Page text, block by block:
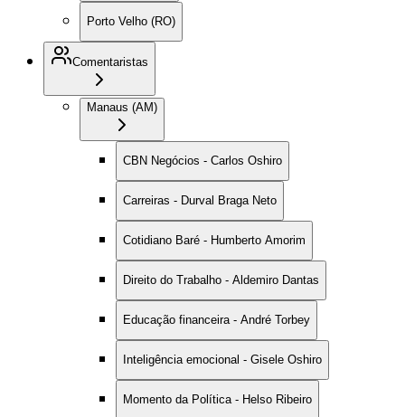
Porto Velho (RO)
Comentaristas
Manaus (AM)
CBN Negócios - Carlos Oshiro
Carreiras - Durval Braga Neto
Cotidiano Baré - Humberto Amorim
Direito do Trabalho - Aldemiro Dantas
Educação financeira - André Torbey
Inteligência emocional - Gisele Oshiro
Momento da Política - Helso Ribeiro